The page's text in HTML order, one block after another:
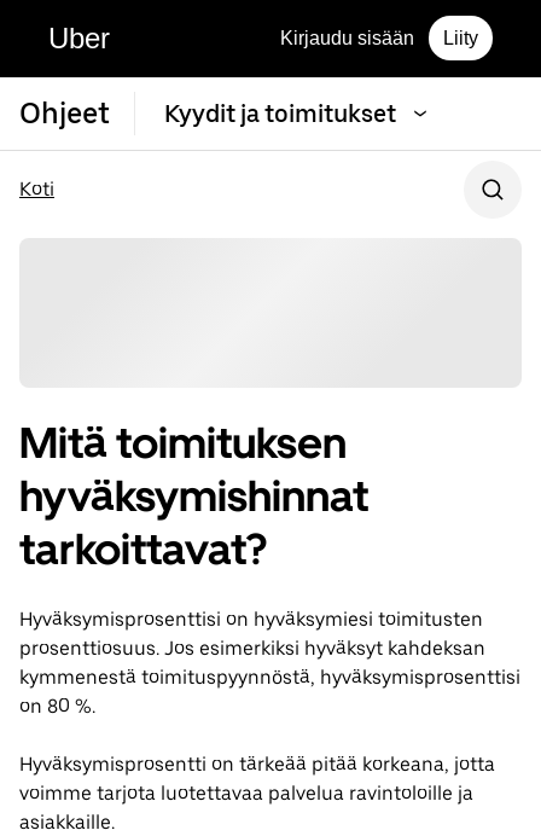
Uber Kirjaudu sisään Liity
Ohjeet Kyydit ja toimitukset
Koti
Mitä toimituksen
hyväksymishinnat
tarkoittavat?
Hyväksymisprosenttisi on hyväksymiesi toimitusten
prosenttiosuus. Jos esimerkiksi hyväksyt kahdeksan
kymmenestä toimituspyynnöstä, hyväksymisprosenttisi
on 80 %.
Hyväksymisprosentti on tärkeää pitää korkeana, jotta
voimme tarjota luotettavaa palvelua ravintoloille ja
asiakkaille.